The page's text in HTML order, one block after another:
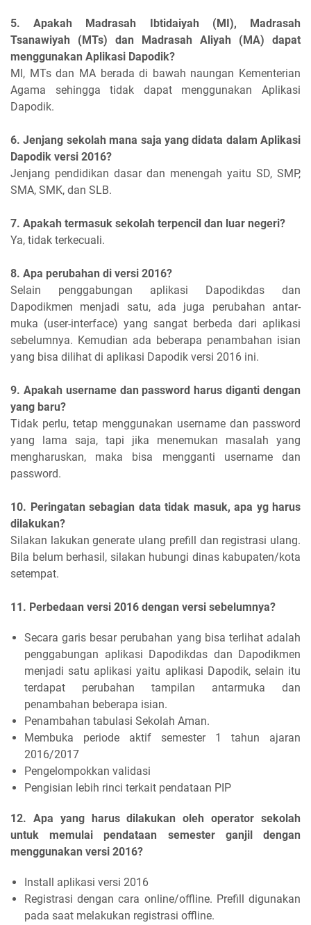
5. Apakah Madrasah Ibtidaiyah (MI), Madrasah
Tsanawiyah (MTs) dan Madrasah Aliyah (MA) dapat
menggunakan Aplikasi Dapodik?
MI, MTs dan MA berada di bawah naungan Kementerian
Agama sehingga tidak dapat menggunakan Aplikasi
Dapodik.
6. Jenjang sekolah mana saja yang didata dalam Aplikasi
Dapodik versi 2016?
Jenjang pendidikan dasar dan menengah yaitu SD, SMP,
SMA, SMK, dan SLB.
7. Apakah termasuk sekolah terpencil dan luar negeri?
Ya, tidak terkecuali.
8. Apa perubahan di versi 2016?
Selain penggabungan aplikasi Dapodikdas dan
Dapodikmen menjadi satu, ada juga perubahan antar-
muka (user-interface) yang sangat berbeda dari aplikasi
sebelumnya. Kemudian ada beberapa penambahan isian
yang bisa dilihat di aplikasi Dapodik versi 2016 ini.
9. Apakah username dan password harus diganti dengan
yang baru?
Tidak perlu, tetap menggunakan username dan password
yang lama saja, tapi jika menemukan masalah yang
mengharuskan, maka bisa mengganti username dan
password.
10. Peringatan sebagian data tidak masuk, apa yg harus
dilakukan?
Silakan lakukan generate ulang prefill dan registrasi ulang.
Bila belum berhasil, silakan hubungi dinas kabupaten/kota
setempat.
11. Perbedaan versi 2016 dengan versi sebelumnya?
Secara garis besar perubahan yang bisa terlihat adalah
penggabungan aplikasi Dapodikdas dan Dapodikmen
menjadi satu aplikasi yaitu aplikasi Dapodik, selain itu
terdapat perubahan tampilan antarmuka dan
penambahan beberapa isian.
Penambahan tabulasi Sekolah Aman.
Membuka periode aktif semester 1 tahun ajaran
2016/2017
Pengelompokkan validasi
Pengisian lebih rinci terkait pendataan PIP
12. Apa yang harus dilakukan oleh operator sekolah
untuk memulai pendataan semester ganjil dengan
menggunakan versi 2016?
Install aplikasi versi 2016
Registrasi dengan cara online/offline. Prefill digunakan
pada saat melakukan registrasi offline.